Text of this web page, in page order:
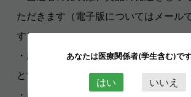
ただきます（電子版についてはメール
す）。
・応募内容に不備があった場合、転売
とする応募は、対象外とします。
あなたは医療関係者(学生含む)で
はい いいえ